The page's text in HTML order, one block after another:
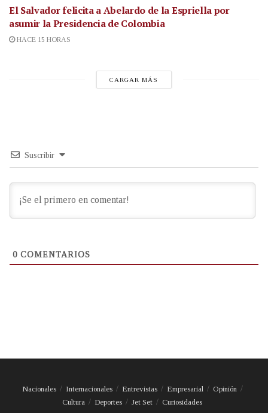
El Salvador felicita a Abelardo de la Espriella por
asumir la Presidencia de Colombia
HACE 15 HORAS
CARGAR MÁS
Suscribir
0 COMENTARIOS
Nacionales Internacionales Entrevistas Empresarial
Opinión
Cultura
Deportes Jet Set Curiosidades